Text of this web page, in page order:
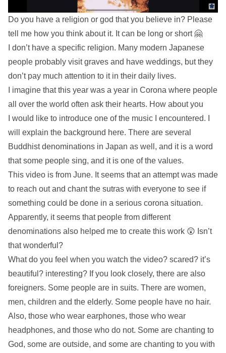
Do you have a religion or god that you believe in? Please
tell me how you think about it. It can be long or short 🤗
I don’t have a specific religion. Many modern Japanese
people probably visit graves and have weddings, but they
don’t pay much attention to it in their daily lives.
I imagine that this year was a year in Corona where people
all over the world often ask their hearts. How about you
I would like to introduce one of the music I encountered. I
will explain the background here. There are several
Buddhist denominations in Japan as well, and it is a word
that some people sing, and it is one of the values.
This video is from June. It seems that an attempt was made
to reach out and chant the sutras with everyone to see if
something could be done in a serious corona situation.
Apparently, it seems that people from different
denominations also helped me to create this work 😲 Isn’t
that wonderful?
What do you feel when you watch the video? scared? it’s
beautiful? interesting? If you look closely, there are also
foreigners. Some people are in suits. There are women,
men, children and the elderly. Some people have no hair.
Also, those who wear earphones, those who wear
headphones, and those who do not. Some are chanting to
God, some are outside, and some are chanting to you with